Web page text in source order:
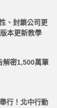
、封鎖公司更
本更新教學
解密1,500萬筆
行！北中行動